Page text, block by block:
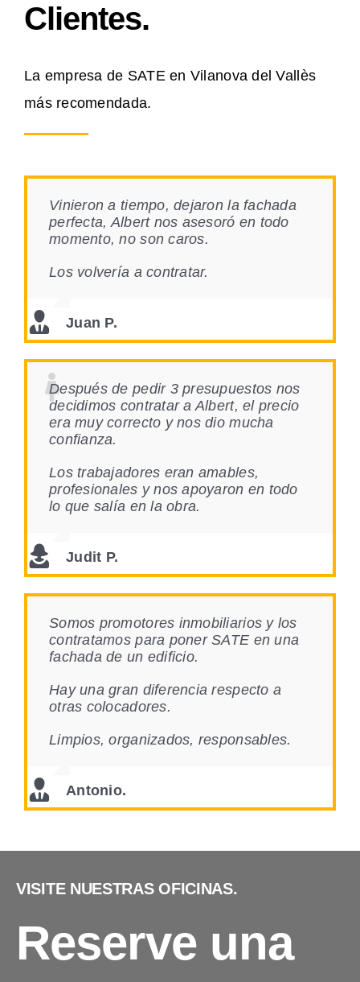
Clientes.
La empresa de SATE en Vilanova del Vallès
más recomendada.
Vinieron a tiempo, dejaron la fachada
perfecta, Albert nos asesoró en todo
momento, no son caros.
Los volvería a contratar.
Juan P.
Después de pedir 3 presupuestos nos
decidimos contratar a Albert, el precio
era muy correcto y nos dio mucha
confianza.
Los trabajadores eran amables,
profesionales y nos apoyaron en todo
lo que salía en la obra.
Judit P.
Somos promotores inmobiliarios y los
contratamos para poner SATE en una
fachada de un edificio.
Hay una gran diferencia respecto a
otras colocadores.
Limpios, organizados, responsables.
Antonio.
VISITE NUESTRAS OFICINAS.
Reserve una